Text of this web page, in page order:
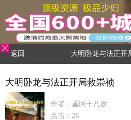
返回 大明卧龙与法正开
大明卧龙与法正开局救崇祯
作者：重回十八岁
点击：28